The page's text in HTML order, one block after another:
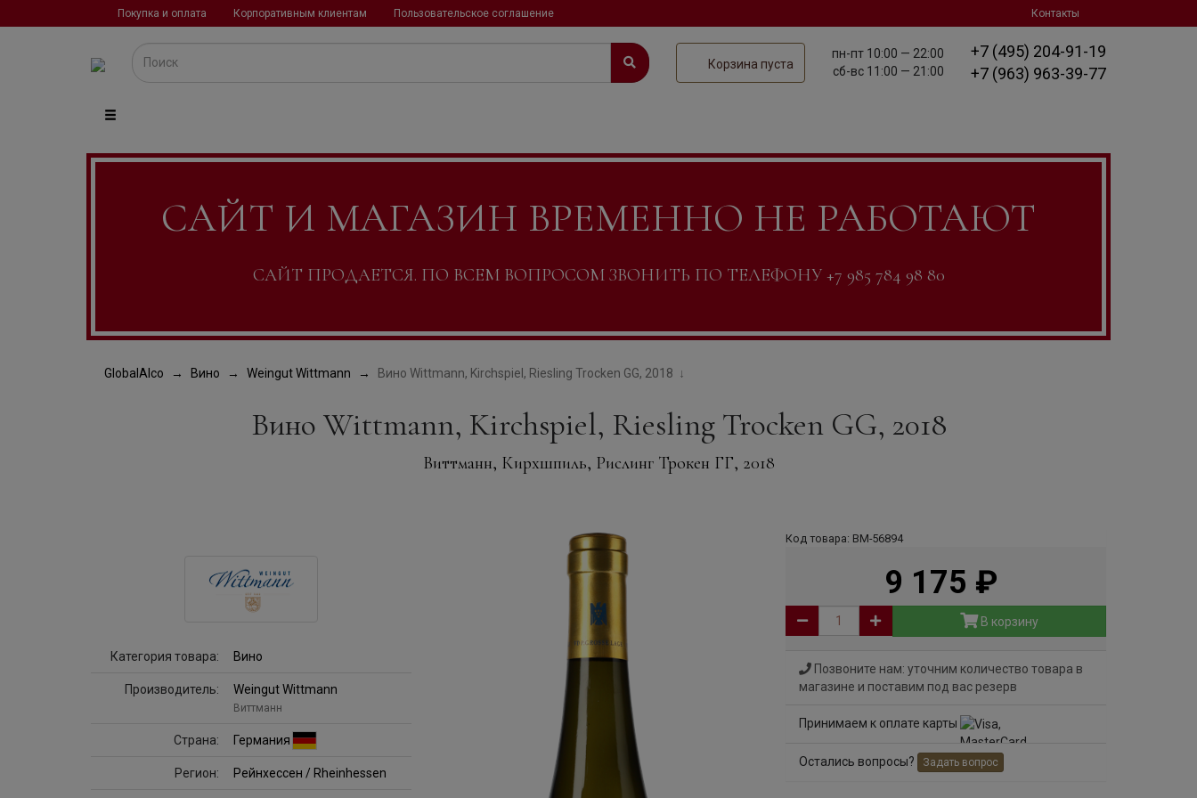
Покупка и оплата Корпоративным клиентам Пользовательское соглашение Контакты
Корзина пуста
пн-пт 10:00 — 22:00
сб-вс 11:00 — 21:00
+7 (495) 204-91-19
+7 (963) 963-39-77
САЙТ И МАГАЗИН ВРЕМЕННО НЕ РАБОТАЮТ
САЙТ ПРОДАЕТСЯ. ПО ВСЕМ ВОПРОСОМ ЗВОНИТЬ ПО ТЕЛЕФОНУ +7 985 784 98 80
GlobalAlco Вино Weingut Wittmann Вино Wittmann, Kirchspiel, Riesling Trocken GG, 2018
Вино Wittmann, Kirchspiel, Riesling Trocken GG, 2018
Виттманн, Кирхшпиль, Рислинг Трокен ГГ, 2018
Код товара: ВМ-56894
9 175
В корзину
Позвоните нам: уточним количество товара в
магазине и поставим под вас резерв
Принимаем к оплате карты
Остались вопросы? Задать вопрос
Категория товара: Вино
Производитель: Weingut Wittmann
Виттманн
Страна: Германия
Регион: Рейнхессен / Rheinhessen